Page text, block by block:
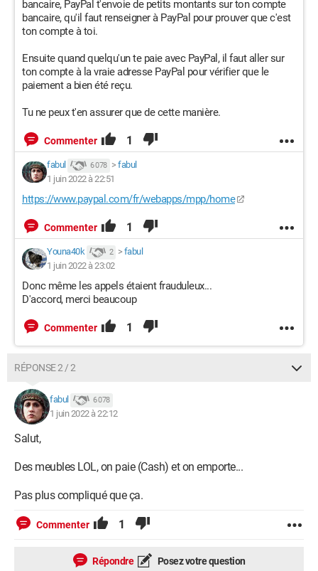
bancaire, PayPal t'envoie de petits montants sur ton compte
bancaire, qu'il faut renseigner à PayPal pour prouver que c'est
ton compte à toi.
Ensuite quand quelqu'un te paie avec PayPal, il faut aller sur
ton compte à la vraie adresse PayPal pour vérifier que le
paiement a bien été reçu.
Tu ne peux t'en assurer que de cette manière.
Commenter 1
fabul 6 078 > fabul
1 juin 2022 à 22:51
https://www.paypal.com/fr/webapps/mpp/home
Commenter 1
Youna40k 2 > fabul
1 juin 2022 à 23:02
Donc même les appels étaient frauduleux...
D'accord, merci beaucoup
Commenter 1
RÉPONSE 2 / 2
fabul 6 078
1 juin 2022 à 22:12
Salut,
Des meubles LOL, on paie (Cash) et on emporte...
Pas plus compliqué que ça.
Commenter 1
Répondre Posez votre question